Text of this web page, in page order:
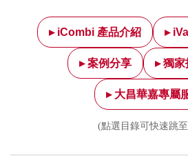
▸ iCombi 產品介紹 ▸
▸ 案例分享 ▸ 獨家
▸ 大昌華嘉專屬
(點選目錄可快速跳